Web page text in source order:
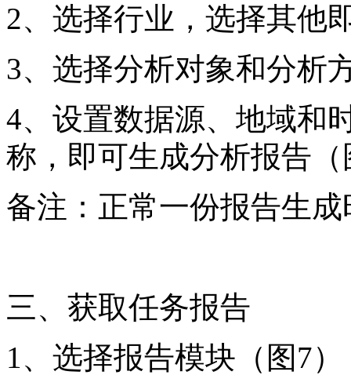
2、选择行业，选择其他
3、选择分析对象和分析
4、设置数据源、地域和
称，即可生成分析报告（
备注：正常一份报告生
三、获取任务报告
1、选择报告模块（图7）